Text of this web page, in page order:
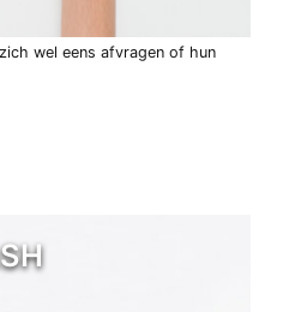
wel eens afvragen of hun